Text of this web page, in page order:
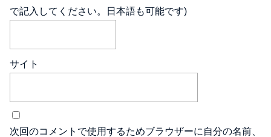
で記入してください。日本語も可能です)
サイト
次回のコメントで使用するためブラウザーに自分の名前、